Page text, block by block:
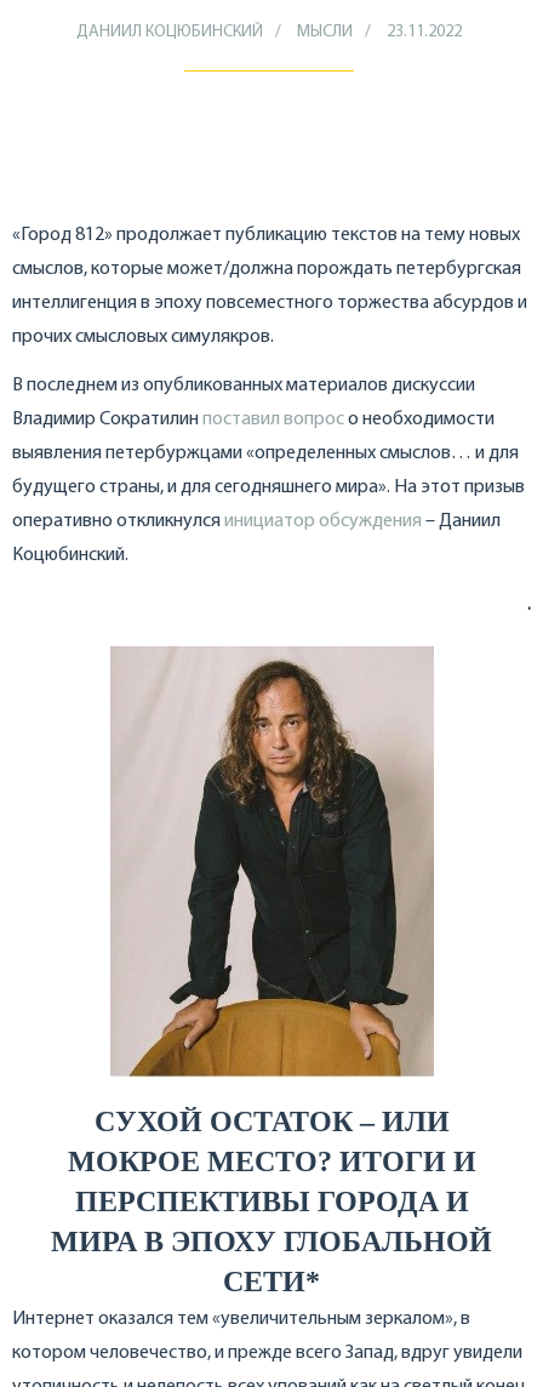
ДАНИИЛ КОЦЮБИНСКИЙ МЫСЛИ 23.11.2022
«Город 812» продолжает публикацию текстов на тему новых
смыслов, которые может/должна порождать петербургская
интеллигенция в эпоху повсеместного торжества абсурдов и
прочих смысловых симулякров.
В последнем из опубликованных материалов дискуссии
Владимир Сократилинпоставил вопросо необходимости
выявления петербуржцами «определенных смыслов… и для
будущего страны, и для сегодняшнего мира». На этот призыв
оперативно откликнулсяинициатор обсуждения – Даниил
Коцюбинский.
.
СУХОЙ ОСТАТОК – ИЛИ
МОКРОЕ МЕСТО? ИТОГИ И
ПЕРСПЕКТИВЫ ГОРОДА И
МИРА В ЭПОХУ ГЛОБАЛЬНОЙ
СЕТИ*
Интернет оказался тем «увеличительным зеркалом», в
котором человечество, и прежде всего Запад, вдруг увидели